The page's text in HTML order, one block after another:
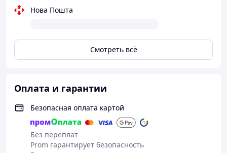
Нова Пошта
Смотреть всё
Оплата и гарантии
Безопасная оплата картой
Без переплат
Prom гарантирует безопасность